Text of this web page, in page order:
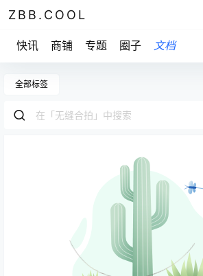
ZBB.COOL
快讯 商铺 专题 圈子 文档
全部标签